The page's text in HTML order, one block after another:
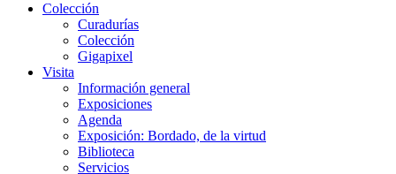
Colección
Curadurías
Colección
Gigapixel
Visita
Información general
Exposiciones
Agenda
Exposición: Bordado, de la virtud
Biblioteca
Servicios